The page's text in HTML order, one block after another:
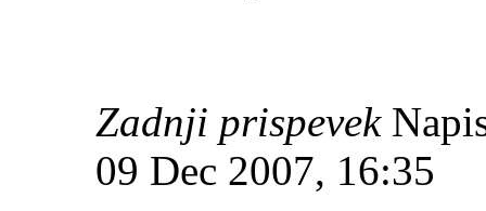
Zadnji prispevek
09 Dec 2007, 16:35